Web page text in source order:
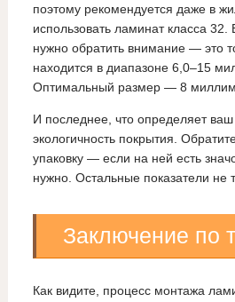
поэтому рекомендуется даже в
использовать ламинат класса 32.
нужно обратить внимание — это
находится в диапазоне 6,0–15
Оптимальный размер — 8
И последнее, что определяет
экологичность покрытия.
упаковку — если на ней есть
нужно. Остальные показатели не
Заключение по
Как видите, процесс монтажа